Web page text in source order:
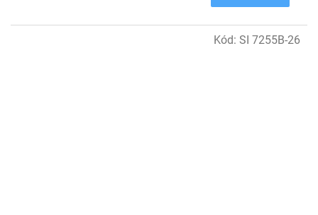
Kód: SI 7255B-26